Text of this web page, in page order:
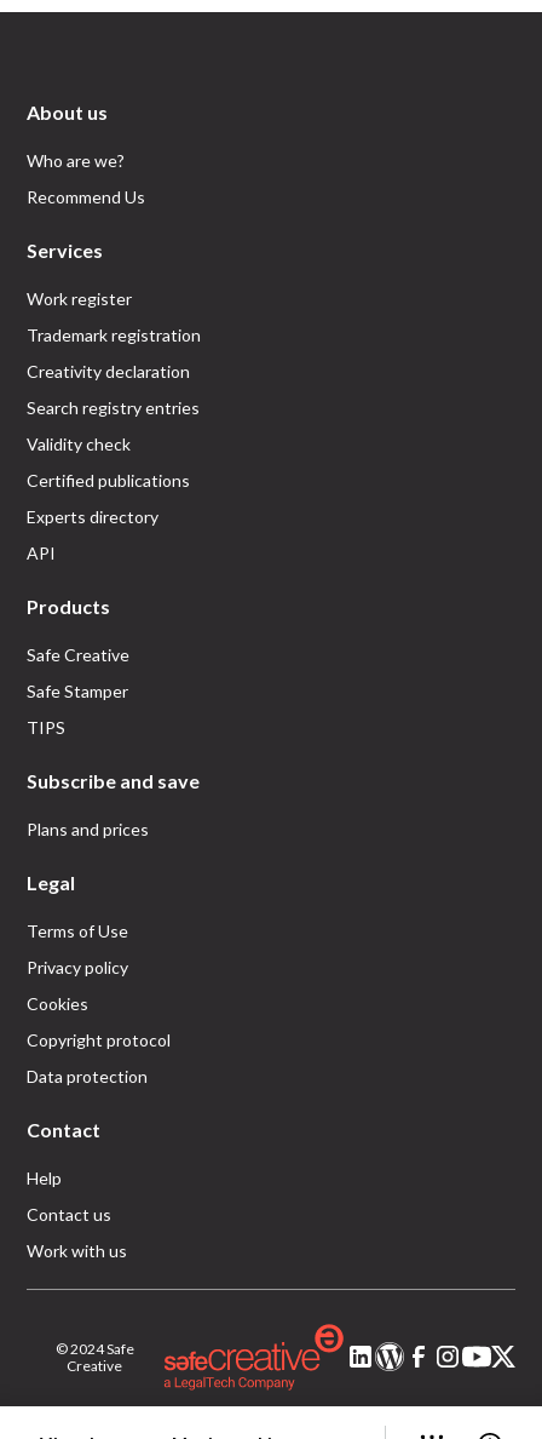
About us
Who are we?
Recommend Us
Services
Work register
Trademark registration
Creativity declaration
Search registry entries
Validity check
Certified publications
Experts directory
API
Products
Safe Creative
Safe Stamper
TIPS
Subscribe and save
Plans and prices
Legal
Terms of Use
Privacy policy
Cookies
Copyright protocol
Data protection
Contact
Help
Contact us
Work with us
© 2024 Safe
Creative